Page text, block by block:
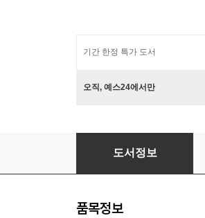
기간 한정 특가 도서
오직, 예스24에서만
도서정보
품목정보